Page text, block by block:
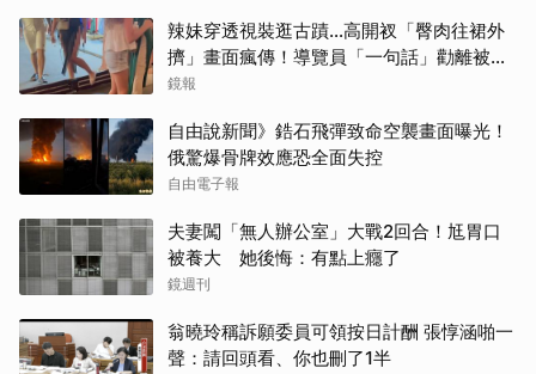
辣妹穿透視裝逛古蹟…高開衩「臀肉往裙外
擠」畫面瘋傳！導覽員「一句話」勸離被狂
讚
鏡報
自由說新聞》鋯石飛彈致命空襲畫面曝光！
俄驚爆骨牌效應恐全面失控
自由電子報
夫妻闖「無人辦公室」大戰2回合！尪胃口
被養大 她後悔：有點上癮了
鏡週刊
翁曉玲稱訴願委員可領按日計酬 張惇涵啪一
聲：請回頭看、你也刪了1半